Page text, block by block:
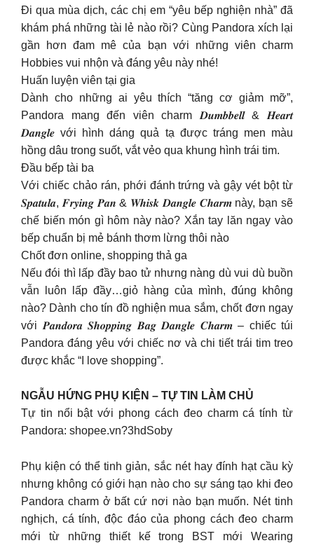
Đi qua mùa dịch, các chị em “yêu bếp nghiện nhà” đã
khám phá những tài lẻ nào rồi? Cùng Pandora xích lại
gần hơn đam mê của bạn với những viên charm
Hobbies vui nhộn và đáng yêu này nhé!
Huấn luyện viên tại gia
Dành cho những ai yêu thích “tăng cơ giảm mỡ”,
Pandora mang đến viên charm 𝑫𝒖𝒎𝒃𝒃𝒆𝒍𝒍 & 𝑯𝒆𝒂𝒓𝒕
𝑫𝒂𝒏𝒈𝒍𝒆 với hình dáng quả tạ được tráng men màu
hồng dâu trong suốt, vắt vẻo qua khung hình trái tim.
Đầu bếp tài ba
Với chiếc chảo rán, phới đánh trứng và gậy vét bột từ
𝑺𝒑𝒂𝒕𝒖𝒍𝒂, 𝑭𝒓𝒚𝒊𝒏𝒈 𝑷𝒂𝒏 & 𝑾𝒉𝒊𝒔𝒌 𝑫𝒂𝒏𝒈𝒍𝒆 𝑪𝒉𝒂𝒓𝒎 này, bạn sẽ
chế biến món gì hôm này nào? Xắn tay lăn ngay vào
bếp chuẩn bị mẻ bánh thơm lừng thôi nào
Chốt đơn online, shopping thả ga
Nếu đói thì lấp đầy bao tử nhưng nàng dù vui dù buồn
vẫn luôn lấp đầy…giỏ hàng của mình, đúng không
nào? Dành cho tín đồ nghiện mua sắm, chốt đơn ngay
với 𝑷𝒂𝒏𝒅𝒐𝒓𝒂 𝑺𝒉𝒐𝒑𝒑𝒊𝒏𝒈 𝑩𝒂𝒈 𝑫𝒂𝒏𝒈𝒍𝒆 𝑪𝒉𝒂𝒓𝒎 – chiếc túi
Pandora đáng yêu với chiếc nơ và chi tiết trái tim treo
được khắc “I love shopping”.
NGẪU HỨNG PHỤ KIỆN – TỰ TIN LÀM CHỦ
Tự tin nổi bật với phong cách đeo charm cá tính từ
Pandora: shopee.vn?3hdSoby
Phụ kiện có thể tinh giản, sắc nét hay đính hạt cầu kỳ
nhưng không có giới hạn nào cho sự sáng tạo khi đeo
Pandora charm ở bất cứ nơi nào bạn muốn. Nét tinh
nghịch, cá tính, độc đáo của phong cách đeo charm
mới từ những thiết kế trong BST mới Wearing